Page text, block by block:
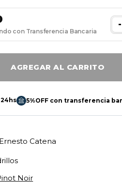
con Transferencia Bancaria
-
AGREGAR AL CARRITO
5%OFF con transferencia
Ernesto Catena
Noir